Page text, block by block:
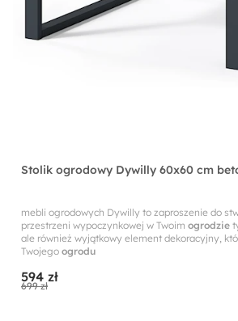
Stolik ogrodowy Dywilly 60x60 cm
mebli ogrodowych Dywilly to zaproszenie do
przestrzeni wypoczynkowej w Twoim ogrodzie
ale również wyjątkowy element dekoracyjny,
Twojego ogrodu
594 zł
699 zł